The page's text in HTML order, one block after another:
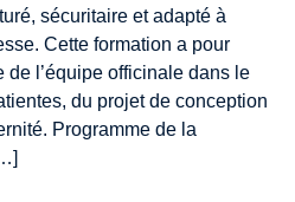
sécuritaire et adapté à
Cette formation a pour
de l’équipe officinale dans le
du projet de conception
Programme de la